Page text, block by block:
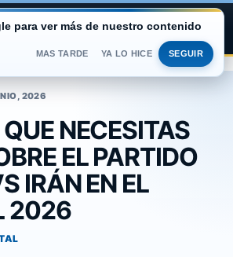
ARGENTINA PORTAL
2026
NECESITAS
EL PARTIDO
IRÁN EN EL
2026
para ver más de nuestro contenido
MAS TARDE YA LO HICE SEGUIR